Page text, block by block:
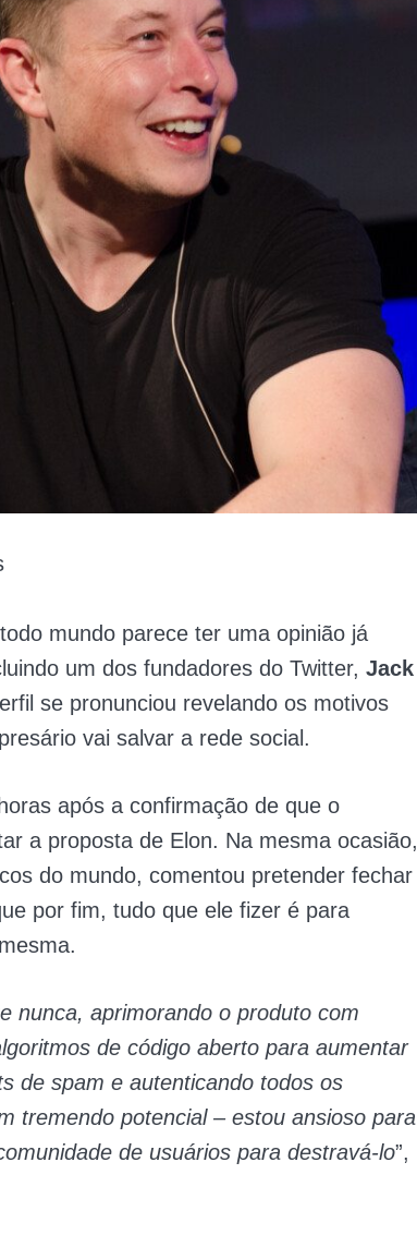
mundo parece ter uma opinião já
um dos fundadores do Twitter, Jack
se pronunciou revelando os motivos
vai salvar a rede social.
após a confirmação de que o
a proposta de Elon. Na mesma ocasião,
do mundo, comentou pretender fechar
por fim, tudo que ele fizer é para
nunca, aprimorando o produto com
de código aberto para aumentar
de spam e autenticando todos os
tremendo potencial – estou ansioso para
de usuários para destravá-lo”,